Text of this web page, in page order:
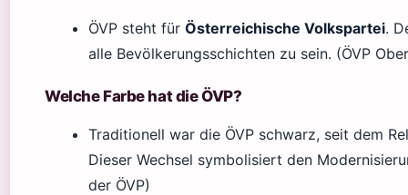
ÖVP steht für Österreichische Volkspartei.
alle Bevölkerungsschichten zu sein. (ÖVP
Welche Farbe hat die ÖVP?
Traditionell war die ÖVP schwarz, seit dem
Dieser Wechsel symbolisiert den
der ÖVP)